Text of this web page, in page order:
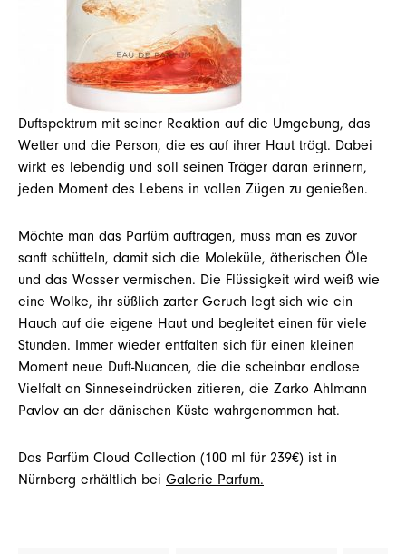
Duftspektrum mit seiner Reaktion auf die Umgebung, das
Wetter und die Person, die es auf ihrer Haut trägt. Dabei
wirkt es lebendig und soll seinen Träger daran erinnern,
jeden Moment des Lebens in vollen Zügen zu genießen.
Möchte man das Parfüm auftragen, muss man es zuvor
sanft schütteln, damit sich die Moleküle, ätherischen Öle
und das Wasser vermischen. Die Flüssigkeit wird weiß wie
eine Wolke, ihr süßlich zarter Geruch legt sich wie ein
Hauch auf die eigene Haut und begleitet einen für viele
Stunden. Immer wieder entfalten sich für einen kleinen
Moment neue Duft-Nuancen, die die scheinbar endlose
Vielfalt an Sinneseindrücken zitieren, die Zarko Ahlmann
Pavlov an der dänischen Küste wahrgenommen hat.
Das Parfüm Cloud Collection (100 ml für 239€) ist in
Nürnberg erhältlich bei Galerie Parfum.